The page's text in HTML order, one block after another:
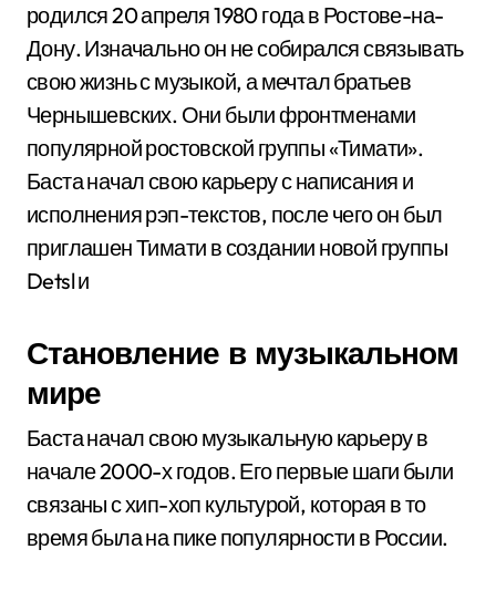
родился 20 апреля 1980 года в Ростове-на-
Дону. Изначально он не собирался связывать
свою жизнь с музыкой, а мечтал братьев
Чернышевских. Они были фронтменами
популярной ростовской группы «Тимати».
Баста начал свою карьеру с написания и
исполнения рэп-текстов, после чего он был
приглашен Тимати в создании новой группы
Detsl и
Становление в музыкальном
мире
Баста начал свою музыкальную карьеру в
начале 2000-х годов. Его первые шаги были
связаны с хип-хоп культурой, которая в то
время была на пике популярности в России.